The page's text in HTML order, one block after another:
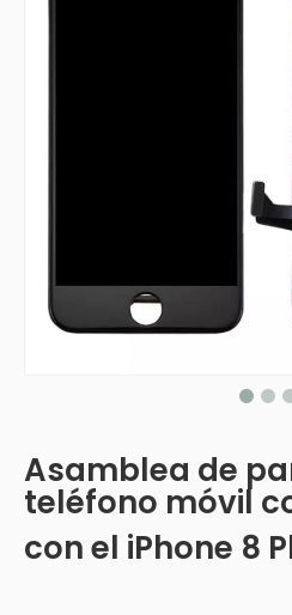
Asamblea de
teléfono móvil
con el iPhone 8